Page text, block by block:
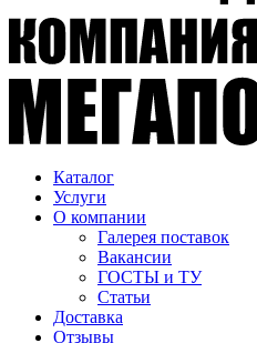
Каталог
Услуги
О компании
Галерея поставок
Вакансии
ГОСТЫ и ТУ
Статьи
Доставка
Отзывы